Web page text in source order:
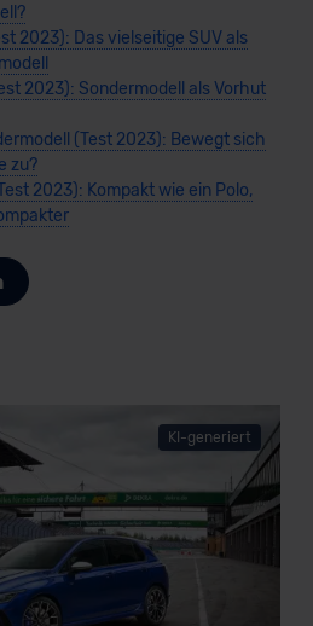
2023): Das vielseitige SUV als
2023): Sondermodell als Vorhut
(Test 2023): Bewegt sich
zu?
2023): Kompakt wie ein Polo,
KI-generiert